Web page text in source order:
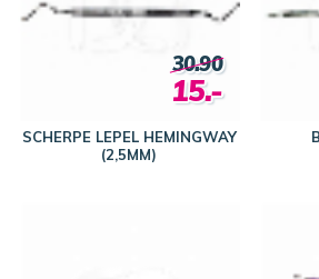
SCHERPE LEPEL HEMINGWAY
(2,5MM)
30.90
15.-